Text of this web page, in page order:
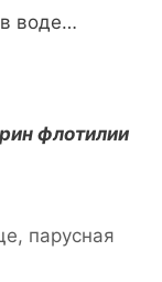
воде…
флотилии
, парусная